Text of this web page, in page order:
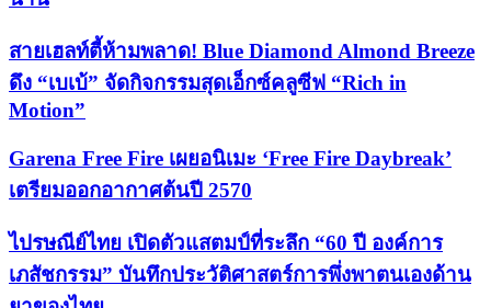
สายเฮลท์ตี้ห้ามพลาด! Blue Diamond Almond Breeze
ดึง “เบเบ้” จัดกิจกรรมสุดเอ็กซ์คลูซีฟ “Rich in
Motion”
Garena Free Fire เผยอนิเมะ ‘Free Fire Daybreak’
เตรียมออกอากาศต้นปี 2570
ไปรษณีย์ไทย เปิดตัวแสตมป์ที่ระลึก “60 ปี องค์การ
เภสัชกรรม” บันทึกประวัติศาสตร์การพึ่งพาตนเองด้าน